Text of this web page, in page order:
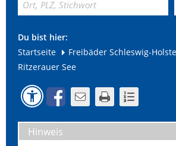
Du bist hier:
Startseite
Freibäder Schleswig-
Ritzerauer See
Hinweis